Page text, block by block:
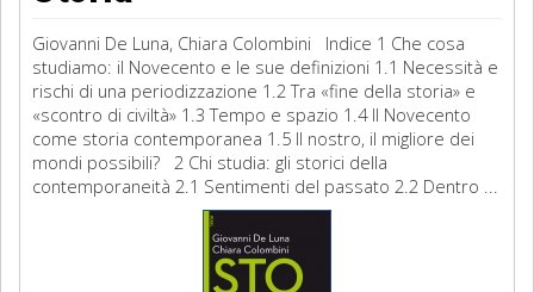
Giovanni De Luna, Chiara Colombini Indice 1 Che cosa
studiamo: il Novecento e le sue definizioni 1.1 Necessità e
rischi di una periodizzazione 1.2 Tra «fine della storia» e
«scontro di civiltà» 1.3 Tempo e spazio 1.4 Il Novecento
come storia contemporanea 1.5 Il nostro, il migliore dei
mondi possibili? 2 Chi studia: gli storici della
contemporaneità 2.1 Sentimenti del passato 2.2 Dentro ...